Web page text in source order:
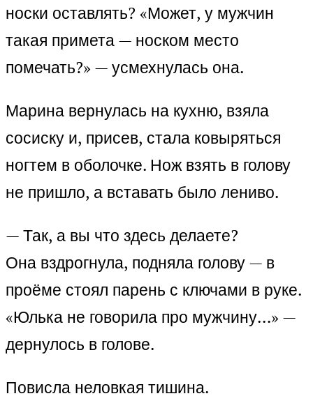
носки оставлять? «Может, у мужчин
такая примета — носком место
помечать?» — усмехнулась она.
Марина вернулась на кухню, взяла
сосиску и, присев, стала ковыряться
ногтем в оболочке. Нож взять в голову
не пришло, а вставать было лениво.
— Так, а вы что здесь делаете?
Она вздрогнула, подняла голову — в
проёме стоял парень с ключами в руке.
«Юлька не говорила про мужчину…» —
дернулось в голове.
Повисла неловкая тишина.